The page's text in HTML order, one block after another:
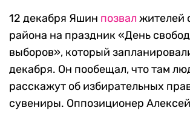
12 декабря Яшин позвал жителей
района на праздник «День
выборов», который
декабря. Он пообещал, что там
расскажут об избирательных
сувениры. Оппозиционер